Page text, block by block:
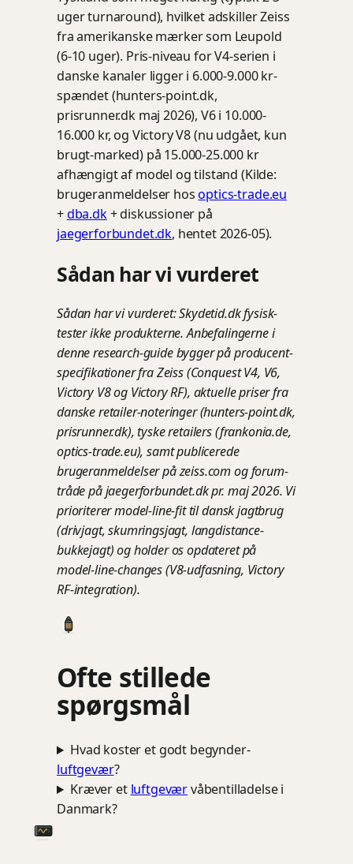
uger turnaround), hvilket adskiller Zeiss
fra amerikanske mærker som Leupold
(6-10 uger). Pris-niveau for V4-serien i
danske kanaler ligger i 6.000-9.000 kr-
spændet (hunters-point.dk,
prisrunner.dk maj 2026), V6 i 10.000-
16.000 kr, og Victory V8 (nu udgået, kun
brugt-marked) på 15.000-25.000 kr
afhængigt af model og tilstand (Kilde:
brugeranmeldelser hos optics-trade.eu
+ dba.dk+ diskussioner på
jaegerforbundet.dk, hentet 2026-05).
Sådan har vi vurderet
Sådan har vi vurderet: Skydetid.dk fysisk-
tester ikke produkterne. Anbefalingerne i
denne research-guide bygger på producent-
specifikationer fra Zeiss (Conquest V4, V6,
Victory V8 og Victory RF), aktuelle priser fra
danske retailer-noteringer (hunters-point.dk,
prisrunner.dk), tyske retailers (frankonia.de,
optics-trade.eu), samt publicerede
brugeranmeldelser på zeiss.com og forum-
tråde på jaegerforbundet.dk pr. maj 2026. Vi
prioriterer model-line-fit til dansk jagtbrug
(drivjagt, skumringsjagt, langdistance-
bukkejagt) og holder os opdateret på
model-line-changes (V8-udfasning, Victory
RF-integration).
Ofte stillede
spørgsmål
Hvad koster et godt begynder-
luftgevær?
Kræver et luftgeværvåbentilladelse i
Danmark?